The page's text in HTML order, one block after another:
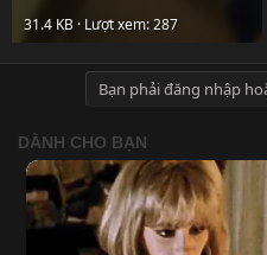
31.4 KB · Lượt xem: 287
Bạn phải đăng nhập